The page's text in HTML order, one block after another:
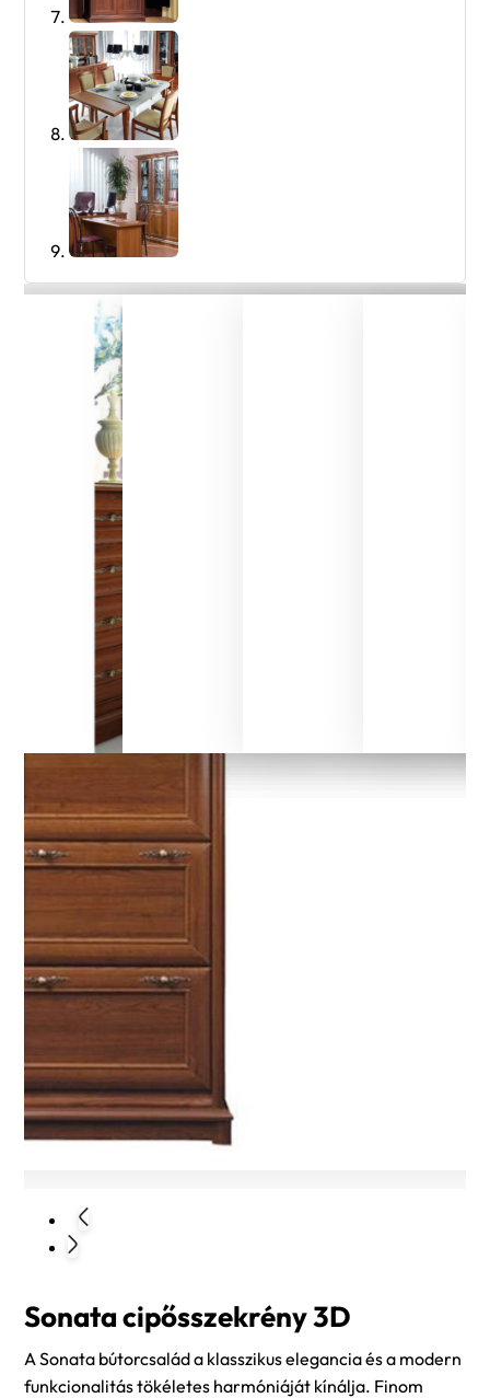
Sonata cipősszekrény 3D
A Sonata bútorcsalád a klasszikus elegancia és a modern
funkcionalitás tökéletes harmóniáját kínálja. Finom